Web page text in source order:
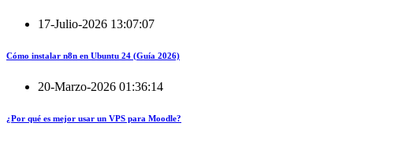
17-Julio-2026 13:07:07
Cómo instalar n8n en Ubuntu 24 (Guía 2026)
20-Marzo-2026 01:36:14
¿Por qué es mejor usar un VPS para Moodle?